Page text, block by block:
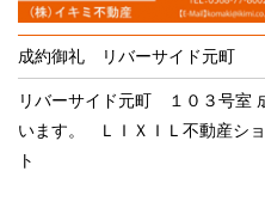
成約御礼 リバーサイド元町
リバーサイド元町 １０３号室
います。 ＬＩＸＩＬ不動産シ
ト